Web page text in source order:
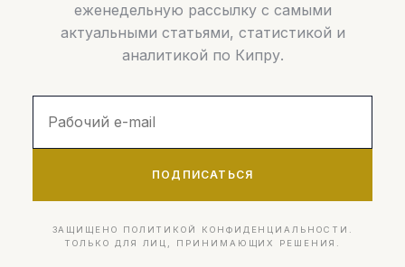
еженедельную рассылку с самыми
актуальными статьями, статистикой и
аналитикой по Кипру.
ПОДПИСАТЬСЯ
ЗАЩИЩЕНО ПОЛИТИКОЙ КОНФИДЕНЦИАЛЬНОСТИ.
ТОЛЬКО ДЛЯ ЛИЦ, ПРИНИМАЮЩИХ РЕШЕНИЯ.